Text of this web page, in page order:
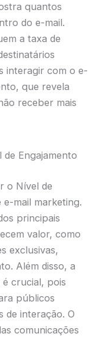
quantos
do e-mail.
a taxa de
interagir com o e-
que revela
receber mais
Engajamento
o Nível de
e-mail marketing.
principais
valor, como
exclusivas,
Além disso, a
é crucial, pois
públicos
de interação. O
comunicações